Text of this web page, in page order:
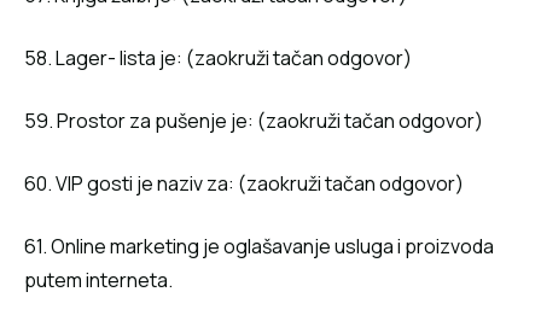
58. Lager- lista je: (zaokruži tačan odgovor)
59. Prostor za pušenje je: (zaokruži tačan odgovor)
60. VIP gosti je naziv za: (zaokruži tačan odgovor)
61. Online marketing je oglašavanje usluga i proizvoda
putem interneta.